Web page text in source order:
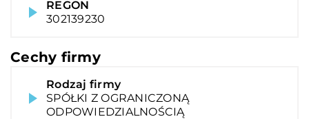
REGON
302139230
Cechy firmy
Rodzaj firmy
SPÓŁKI Z OGRANICZONĄ
ODPOWIEDZIALNOŚCIĄ